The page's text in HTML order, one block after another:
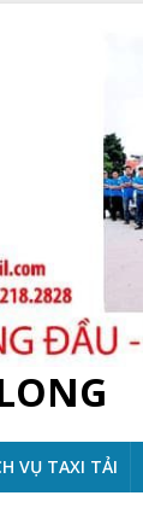
VỤ TAXI TẢI